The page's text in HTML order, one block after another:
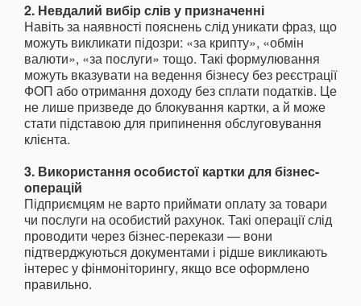
2. Невдалий вибір слів у призначенні
Навіть за наявності пояснень слід уникати фраз, що
можуть викликати підозри: «за крипту», «обмін
валюти», «за послуги» тощо. Такі формулювання
можуть вказувати на ведення бізнесу без реєстрації
ФОП або отримання доходу без сплати податків. Це
не лише призведе до блокування картки, а й може
стати підставою для припинення обслуговування
клієнта.
3. Використання особистої картки для бізнес-
операцій
Підприємцям не варто приймати оплату за товари
чи послуги на особистий рахунок. Такі операції слід
проводити через бізнес-перекази — вони
підтверджуються документами і рідше викликають
інтерес у фінмоніторингу, якщо все оформлено
правильно.